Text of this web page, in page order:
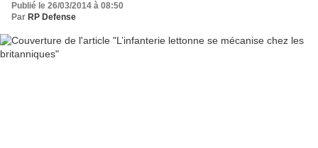
Publié le 26/03/2014 à 08:50
Par RP Defense